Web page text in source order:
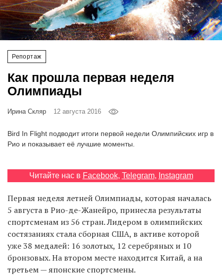
EN
UA
Репортаж
Как прошла первая неделя
Олимпиады
Ирина Скляр 12 августа 2016
Bird In Flight подводит итоги первой недели Олимпийских игр в
Рио и показывает её лучшие моменты.
Читайте нас в Facebook, Telegram, Instagram
Первая неделя летней Олимпиады, которая началась
5 августа в Рио-де-Жанейро, принесла результаты
спортсменам из 56 стран. Лидером в олимпийских
состязаниях стала сборная США, в активе которой
уже 38 медалей: 16 золотых, 12 серебряных и 10
бронзовых. На втором месте находится Китай, а на
третьем — японские спортсмены.